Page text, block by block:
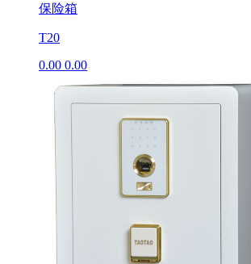
保险箱
T20
0.00 0.00